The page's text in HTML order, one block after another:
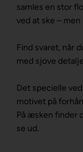
samles en stor
ved at ske –
Find svaret, når
med sjove
Det specielle
motivet på
På æsken finder
se ud.